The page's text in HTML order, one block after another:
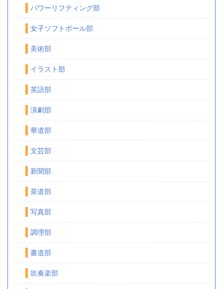
パワーリフティング部
女子ソフトボール部
美術部
イラスト部
英語部
演劇部
華道部
文芸部
新聞部
茶道部
写真部
調理部
書道部
吹奏楽部